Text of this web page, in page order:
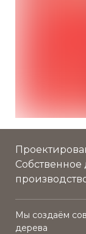
Мы создаём
дерева